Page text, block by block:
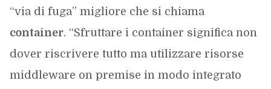
“via di fuga” migliore che si chiama
container. “Sfruttare i container significa non
dover riscrivere tutto ma utilizzare risorse
middleware on premise in modo integrato